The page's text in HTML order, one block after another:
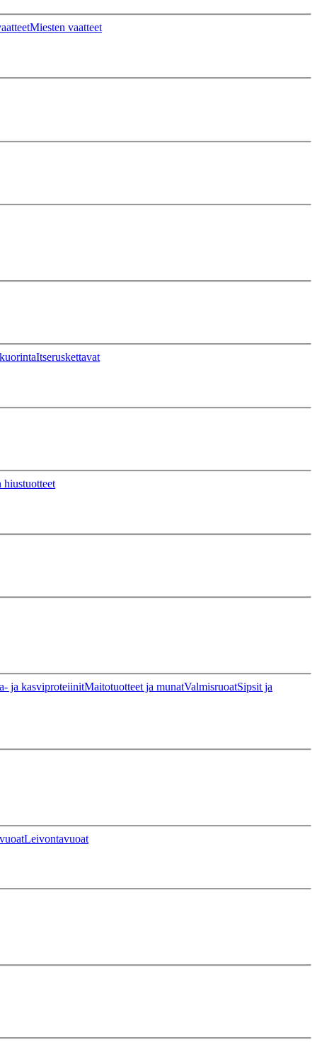
Miesten vaatteet
Itseruskettavat
hiustuotteet
ja kasviproteiinitMaitotuotteet ja munatValmisruoatSipsit ja
Leivontavuoat